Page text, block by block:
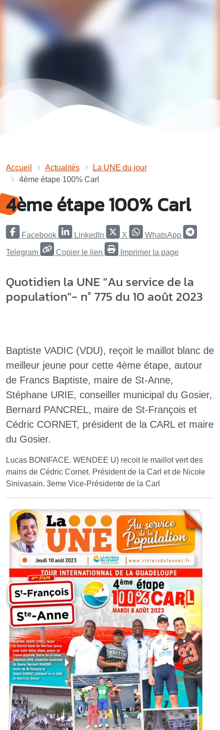
Accueil Actualités
La UNE du jour
4ème étape 100% Carl
4ème étape 100% Carl
Facebook LinkedIn X WhatsApp
Telegram Copier le lien Imprimer la page
Quotidien la UNE "Au service de la
population"- n° 775 du 10 août 2023
Baptiste VADIC (VDU), reçoit le maillot blanc de
meilleur jeune pour cette 4ème étape, autour
de Francs Baptiste, maire de St-Anne,
Stéphane URIE, conseiller municipal du Gosier,
Bernard PANCREL, maire de St-François et
Cédric CORNET, président de la CARL et maire
du Gosier.
Lucas BONIFACE. WENDEE U) recoit le maillot vert des
mains de Cédric Cornet. Président de la Carl et de Nicole
Sinivasain. 3eme Vice-Présidente de la Carl